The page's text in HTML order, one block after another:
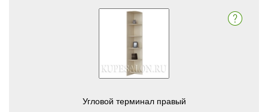
Угловой терминал правый